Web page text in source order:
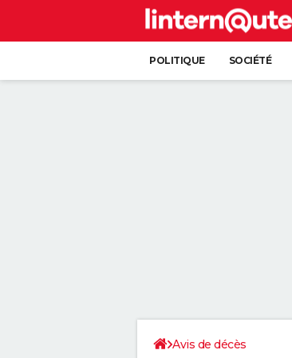
POLITIQUE SOCIÉTÉ
Avis de décès